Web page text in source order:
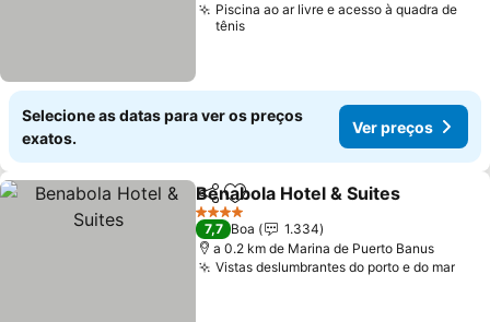
Piscina ao ar livre e acesso à quadra de
tênis
Selecione as datas para ver os preços
exatos.
Ver preços
PartilharAdicionar aos favoritos
Benabola Hotel & Suites
4 Estrelas
7,7 Boa
1.334
a 0.2 km de Marina de Puerto Banus
Vistas deslumbrantes do porto e do marVer